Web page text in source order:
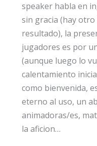
speaker habla en
sin gracia (hay
resultado), la
jugadores es por
(aunque luego lo
calentamiento
como bienvenida,
eterno al uso, un
animadoras/es,
la aficion…